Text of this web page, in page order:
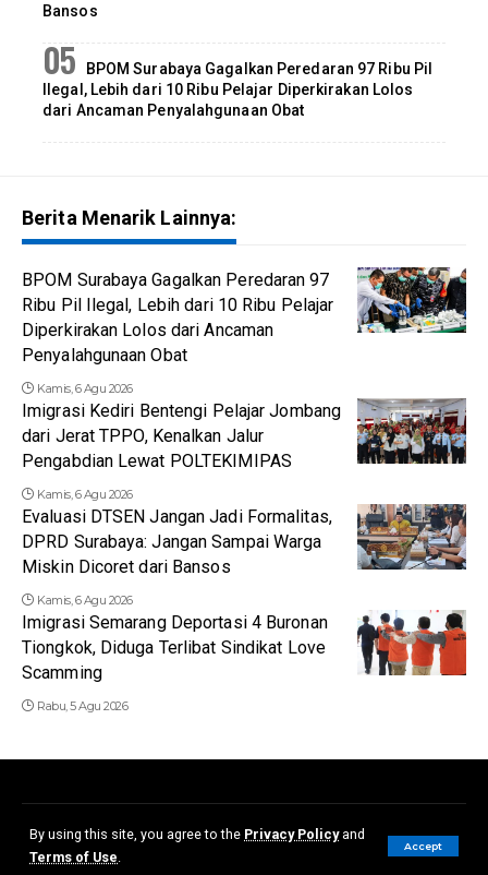
By using this site, you agree to the Privacy Policyand
Terms of Use.
Accept
Bansos
BPOM Surabaya Gagalkan Peredaran 97 Ribu Pil
Ilegal, Lebih dari 10 Ribu Pelajar Diperkirakan Lolos
dari Ancaman Penyalahgunaan Obat
Berita Menarik Lainnya:
BPOM Surabaya Gagalkan Peredaran 97
Ribu Pil Ilegal, Lebih dari 10 Ribu Pelajar
Diperkirakan Lolos dari Ancaman
Penyalahgunaan Obat
Kamis, 6 Agu 2026
Imigrasi Kediri Bentengi Pelajar Jombang
dari Jerat TPPO, Kenalkan Jalur
Pengabdian Lewat POLTEKIMIPAS
Kamis, 6 Agu 2026
Evaluasi DTSEN Jangan Jadi Formalitas,
DPRD Surabaya: Jangan Sampai Warga
Miskin Dicoret dari Bansos
Kamis, 6 Agu 2026
Imigrasi Semarang Deportasi 4 Buronan
Tiongkok, Diduga Terlibat Sindikat Love
Scamming
Rabu, 5 Agu 2026
Redaksi Disclaimer Kerjasama dan Iklan Pedoman Media Siber